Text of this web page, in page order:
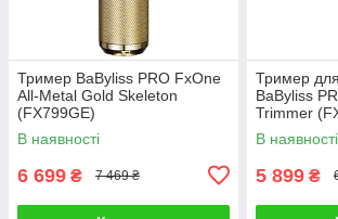
Тример BaByliss PRO FxOne
All-Metal Gold Skeleton
(FX799GE)
В наявності
6 699 ₴ 7 469 ₴
Тример
BaByliss
Trimmer
В наявності
5 899 ₴